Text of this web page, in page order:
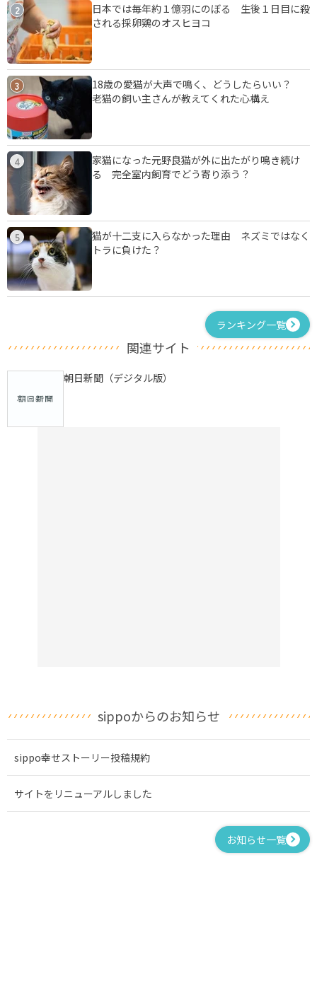
2
日本では毎年約１億羽にのぼる 生後１日目に殺
される採卵鶏のオスヒヨコ
3
18歳の愛猫が大声で鳴く、どうしたらいい？
老猫の飼い主さんが教えてくれた心構え
4
家猫になった元野良猫が外に出たがり鳴き続け
る 完全室内飼育でどう寄り添う？
5
猫が十二支に入らなかった理由 ネズミではなく
トラに負けた？
ランキング一覧
関連サイト
朝日新聞（デジタル版）
sippoからのお知らせ
sippo幸せストーリー投稿規約
サイトをリニューアルしました
お知らせ一覧